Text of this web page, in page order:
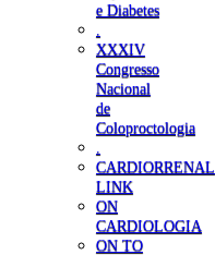
e Diabetes
XXXIV
Congresso
Nacional
de
Coloproctologia
CARDIORRENAL
LINK
ON
CARDIOLOGIA
ON TO